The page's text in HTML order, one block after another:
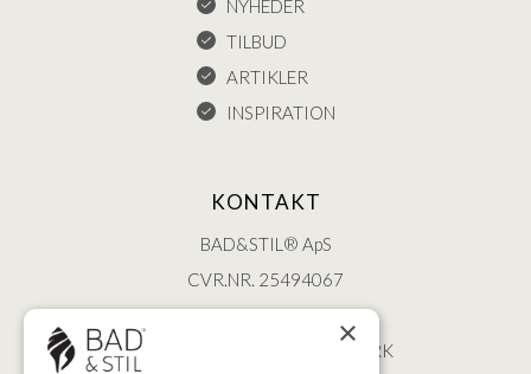
NYHEDER
TILBUD
ARTIKLER
INSPIRATION
KONTAKT
BAD&STIL® ApS
CVR.NR. 25494067
ØSTERBROGADE 202
2100 KØBENHAVN • DANMARK
×